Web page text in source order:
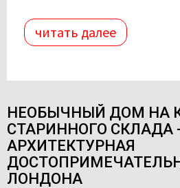
читать далее
НЕОБЫЧНЫЙ ДОМ НА
СТАРИННОГО СКЛАДА
АРХИТЕКТУРНАЯ
ЛОНДОНА